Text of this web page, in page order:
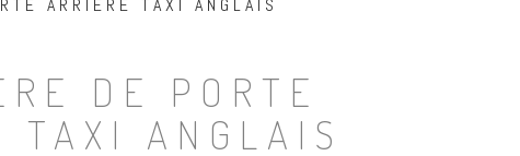
ARRIERE TAXI ANGLAIS
DE PORTE
TAXI ANGLAIS